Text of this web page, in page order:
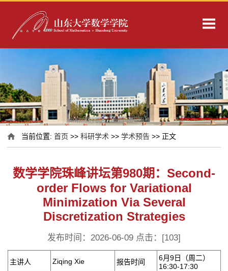
当前位置:首页 >>科研学术 >>学术预告 >> 正文
数学学院珠峰讲坛第980期：Second-
order Flows for Variational
Minimization Via Several
Discretization Strategies
发布时间：2026-06-09 点击：[103]
主讲人 Ziqing Xie 报告时间
6月9日（周二）
16:30-17:30